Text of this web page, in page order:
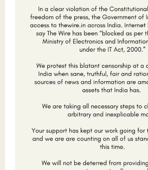
అలుముకున్న
యుద్ధ
మేఘాలు